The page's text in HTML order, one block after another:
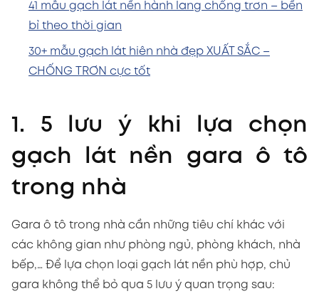
41 mẫu gạch lát nền hành lang chống trơn – bền
bỉ theo thời gian
30+ mẫu gạch lát hiên nhà đẹp XUẤT SẮC –
CHỐNG TRƠN cực tốt
1. 5 lưu ý khi lựa chọn
gạch lát nền gara ô tô
trong nhà
Gara ô tô trong nhà cần những tiêu chí khác với
các không gian như phòng ngủ, phòng khách, nhà
bếp,… Để lựa chọn loại gạch lát nền phù hợp, chủ
gara không thể bỏ qua 5 lưu ý quan trọng sau: